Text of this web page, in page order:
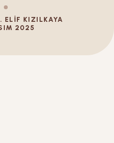
ELIF KIZILKAYA
2025